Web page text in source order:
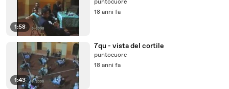
1:58
puntocuore
18 anni fa
1:43
7qu - vista del cortile
puntocuore
18 anni fa